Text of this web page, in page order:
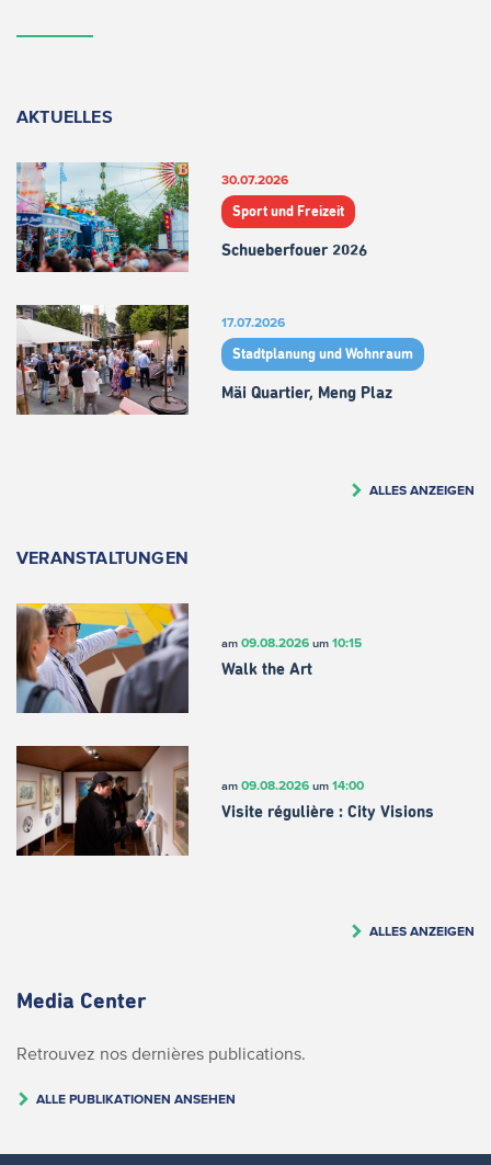
AKTUELLES
30.07.2026
Sport und Freizeit
Schueberfouer 2026
17.07.2026
Stadtplanung und Wohnraum
Mäi Quartier, Meng Plaz
ALLES ANZEIGEN
VERANSTALTUNGEN
am 09.08.2026um 10:15
Walk the Art
am 09.08.2026um 14:00
Visite régulière : City Visions
ALLES ANZEIGEN
Media Center
Retrouvez nos dernières publications.
ALLE PUBLIKATIONEN ANSEHEN